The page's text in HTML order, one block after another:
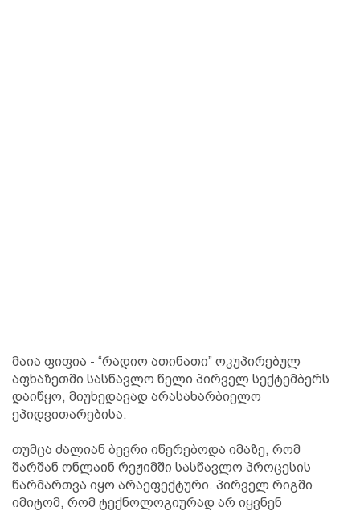
მაია ფიფია - “რადიო ათინათი” ოკუპირებულ
აფხაზეთში სასწავლო წელი პირველ სექტემბერს
დაიწყო, მიუხედავად არასახარბიელო
ეპიდვითარებისა.
თუმცა ძალიან ბევრი იწერებოდა იმაზე, რომ
შარშან ონლაინ რეჟიმში სასწავლო პროცესის
წარმართვა იყო არაეფექტური. პირველ რიგში
იმიტომ, რომ ტექნოლოგიურად არ იყვნენ